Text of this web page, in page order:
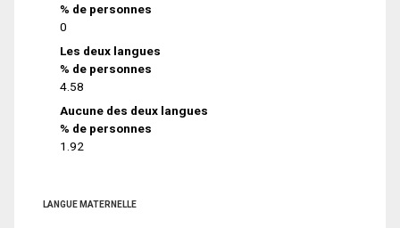
% de personnes
0
Les deux langues
% de personnes
4.58
Aucune des deux langues
% de personnes
1.92
LANGUE MATERNELLE